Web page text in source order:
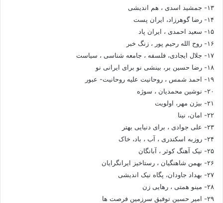
۱۳- جمشید اسدی ، هم اندیشی
۱۴- رضا گوهرزاد، ایران پست
۱۵- سعید احمدی ، ایران پاد
۱۶- روح الله رحیم پور ، زنگ خبر
۱۷- جلال ایجادی، فلسفه ، جامعه شناسی ، سیاست
۱۸- رضا حسین بر، بینشی نو برای ایرانی نو
۱۹- احمد شمس ، روحانیت علیه روحانیت- عبور
۲۰- نوشین محمدیان ، سوژه
۲۱- بیژن مهر، اولویت
۲۲- امان، نینا
۲۳- علی جوادی ، برای دنیایی بهتر
۲۴- روزبه اسکندری ، آب ، باد، خاک
۲۵- نیک آهنگ کوثر ، آبانگان
۲۶- بهمن شاهنگیان ، رستاخیز ایرانگرایان
۲۷- بهداد جاودان، پگاه نیک اندیشی
۲۸- مینو همتی ، رهایی زن
۲۹- امیر حسین توفیق سرزمین فرصت ها